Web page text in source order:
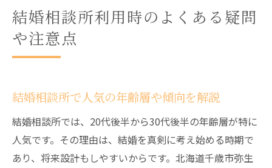
結婚相談所利用時のよくある疑問
や注意点
結婚相談所で人気の年齢層や傾向を解説
結婚相談所では、20代後半から30代後半の年齢層が特に
人気です。その理由は、結婚を真剣に考え始める時期で
あり、将来設計もしやすいからです。北海道千歳市弥生